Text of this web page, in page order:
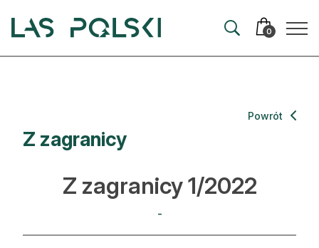
0
Artykuły
Hodowla lasu
Nowe technologie
Z zagranicy
Powrót
Z zagranicy 1/2022
-